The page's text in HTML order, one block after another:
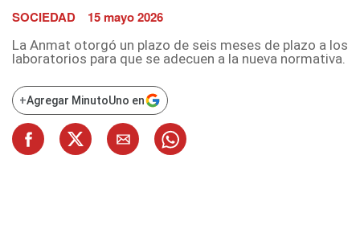
SOCIEDAD 15 mayo 2026
La Anmat otorgó un plazo de seis meses de plazo a los
laboratorios para que se adecuen a la nueva normativa.
+Agregar MinutoUno en